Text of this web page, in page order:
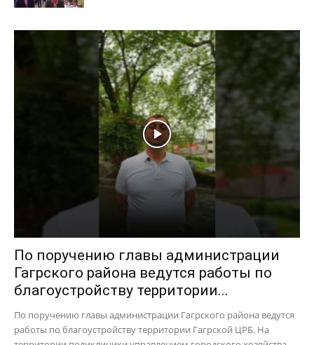
По поручению главы администрации
Гагрского района ведутся работы по
благоустройству территории...
По поручению главы администрации Гагрского района ведутся
работы по благоустройству территории Гагрской ЦРБ. На